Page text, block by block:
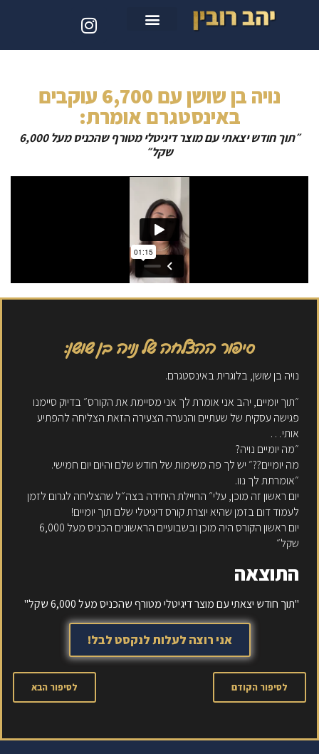
נויה בן שושן עם 6,700 עוקבים
באינסטגרם אומרת:
״תוך חודש יצאתי עם מוצר דיגיטלי מטורף שהכניס מעל 6,000
שקל״
סיפור ההצלחה של נויה בן שושן:
נויה בן שושן, בלוגרית באינסטגרם.
״תוך יומיים, יהב אני אומרת לך אני מסיימת את הקורס״ בדיוק סיימנו
פגישה עסקית של שעתיים והנערה הצעירה הזאת הצליחה להפתיע
אותי…
״מה יומיים נויה?
מה יומיים??״ יש לך פה משימות של חודש שלם והיום יום חמישי.
״אומרתת לך נוו.
יום ראשון זה מוכן, עלי״ החיילת היחידה בצה״ל שהצליחה לגרום לזמן
לעמוד דום בזמן שהיא יוצרת קורס דיגיטלי שלם תוך יומיים!
יום ראשון הקורס היה מוכן ובשבועיים הראשונים הכניס מעל 6,000
שקל״
התוצאה
"תוך חודש יצאתי עם מוצר דיגיטלי מטורף שהכניס מעל 6,000 שקל"
אני רוצה לעלות לנקסט לבל!
לסיפור הקודם לסיפור הבא